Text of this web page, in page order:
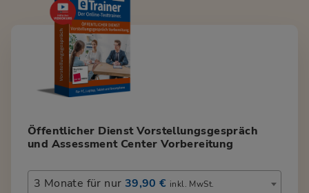
Öffentlicher Dienst Vorstellungsgespräch
und Assessment Center Vorbereitung
3 Monate für nur 39,90 € inkl. MwSt.